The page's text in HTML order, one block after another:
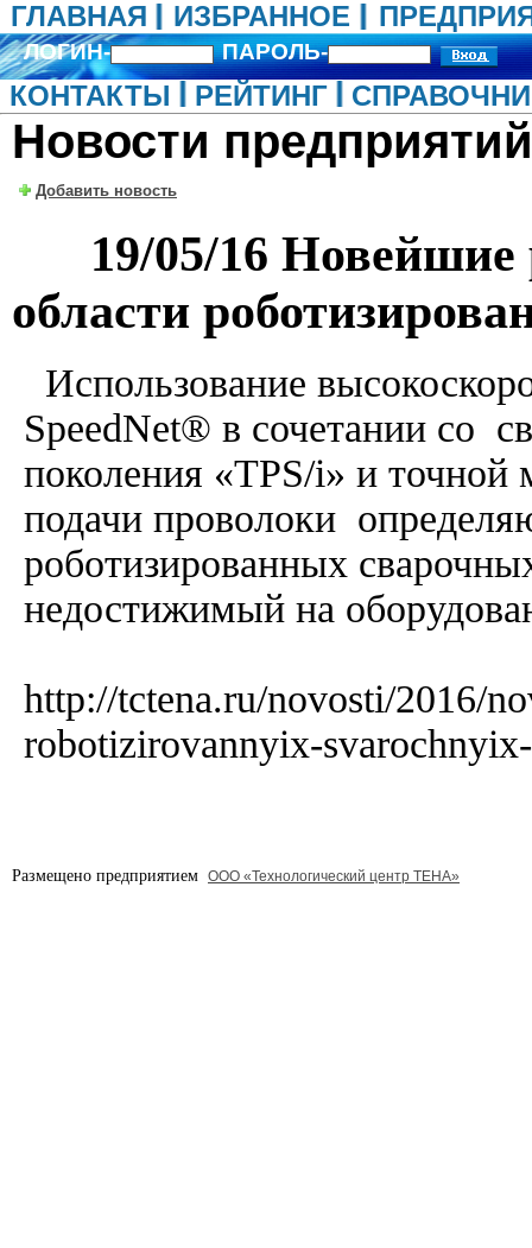
ГЛАВНАЯ ИЗБРАННОЕ
ЛОГИН- ПАРОЛЬ-
КОНТАКТЫ РЕЙТИНГ
Новости
Добавить новость
19/05/16 Новейшие
области
Использование
SpeedNet® в сочетании со
поколения «TPS/i» и точной
подачи проволоки
роботизированных
недостижимый на
http://tctena.ru/novosti/2016/
robotizirovannyix-
Размещено предприятием ООО «Технологический центр ТЕНА»